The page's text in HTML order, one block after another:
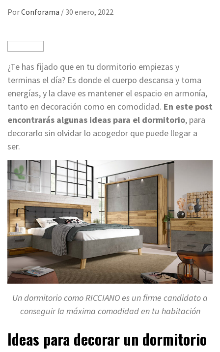
PorConforama / 30 enero, 2022
¿Te has fijado que en tu dormitorio empiezas y
terminas el día? Es donde el cuerpo descansa y toma
energías, y la clave es mantener el espacio en armonía,
tanto en decoración como en comodidad. En este post
encontrarás algunas ideas para el dormitorio, para
decorarlo sin olvidar lo acogedor que puede llegar a
ser.
Un dormitorio como RICCIANO es un firme candidato a
conseguir la máxima comodidad en tu habitación
Ideas para decorar un dormitorio